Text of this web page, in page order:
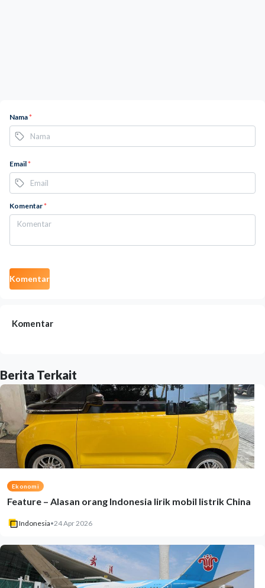
Nama*
Email*
Komentar*
Komentar
Komentar
Berita Terkait
Ekonomi
Feature – Alasan orang Indonesia lirik mobil listrik China
Indonesia•24 Apr 2026